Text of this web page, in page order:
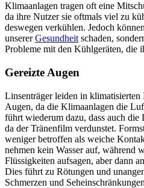
Klimaanlagen tragen oft eine
da ihre Nutzer sie oftmals viel zu
deswegen verkühlen. Jedoch
unsererGesundheit schaden,
Probleme mit den Kühlgeräten, die
Gereizte Augen
Linsenträger leiden in klimatisierten
Augen, da die Klimaanlagen die
führt wiederum dazu, dass auch die
da der Tränenfilm verdunstet.
weniger betroffen als weiche
nehmen kein Wasser auf, während
Flüssigkeiten aufsagen, aber dann
Dies führt zu Rötungen und
Schmerzen und